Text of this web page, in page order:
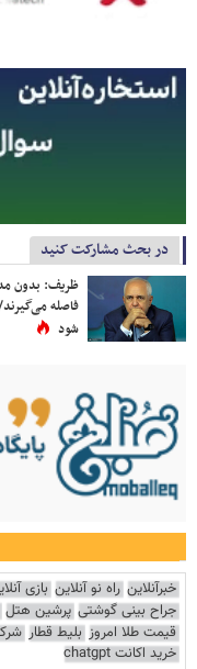
در بحث مشارکت کنید
ظریف: بدون
فاصله
شود
خبرآنلاین راه نو آنلاین بازی
جراح بینی گوشتی پرشین هتل
قیمت طلا امروز بلیط قطار
خرید اکانت chatgpt